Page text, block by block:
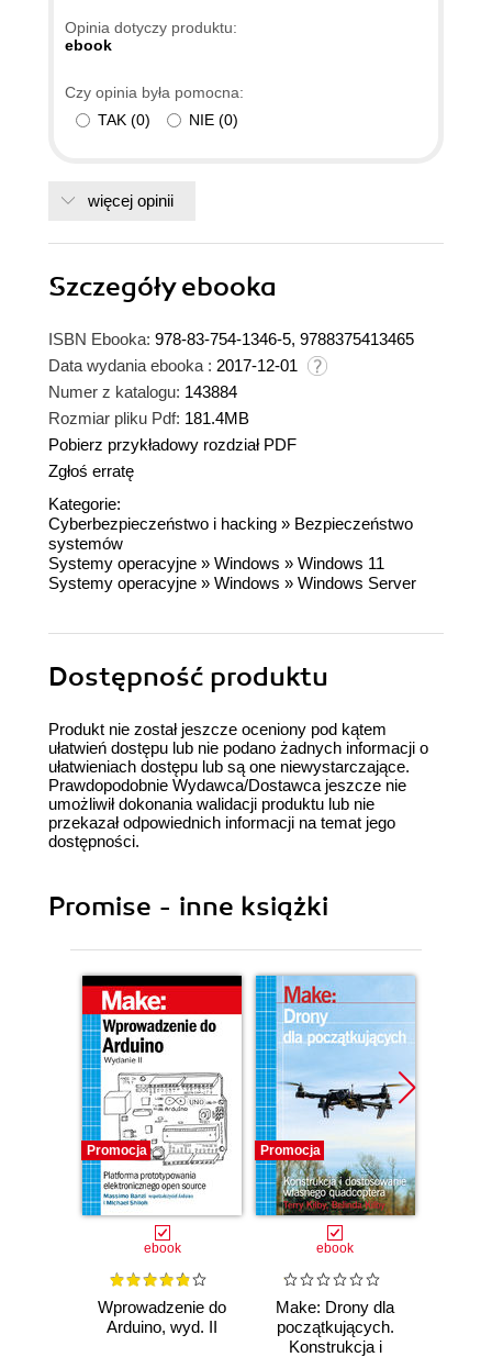
Opinia dotyczy produktu:
ebook
Czy opinia była pomocna:
TAK (0) NIE (0)
więcej opinii
Szczegółyebooka
ISBN Ebooka: 978-83-754-1346-5, 9788375413465
Data wydania ebooka : 2017-12-01
Numer z katalogu: 143884
Rozmiar pliku Pdf: 181.4MB
Pobierz przykładowy rozdział PDF
Zgłoś erratę
Kategorie:
Cyberbezpieczeństwo i hacking » Bezpieczeństwo
systemów
Systemy operacyjne » Windows » Windows 11
Systemy operacyjne » Windows » Windows Server
Dostępność produktu
Produkt nie został jeszcze oceniony pod kątem
ułatwień dostępu lub nie podano żadnych informacji o
ułatwieniach dostępu lub są one niewystarczające.
Prawdopodobnie Wydawca/Dostawca jeszcze nie
umożliwił dokonania walidacji produktu lub nie
przekazał odpowiednich informacji na temat jego
dostępności.
Promise - inne książki
Promocja
ebook
Wprowadzenie do
Arduino, wyd. II
Promocja
ebook
Make: Drony dla
początkujących.
Konstrukcja i